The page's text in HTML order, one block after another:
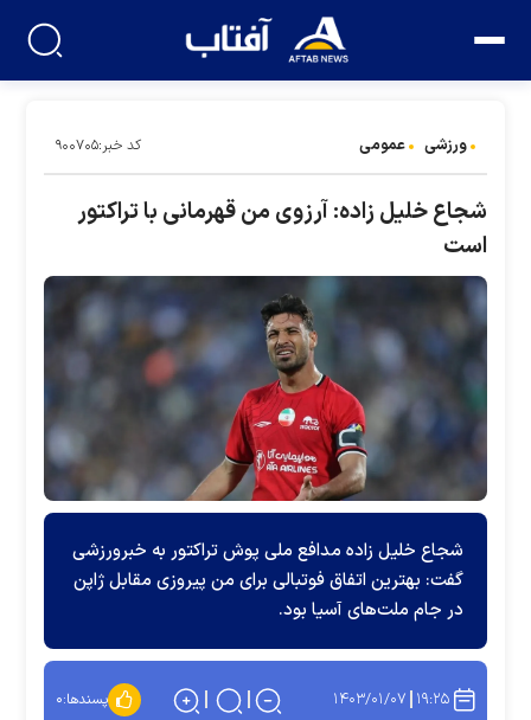
ورزشی عمومی کد خبر:۹۰۰۷۰۵
شجاع خلیل زاده: آرزوی من قهرمانی با تراکتور
است
شجاع خلیل زاده مدافع ملی پوش تراکتور به خبرورزشی
گفت: بهترین اتفاق فوتبالی برای من پیروزی مقابل ژاپن
در جام ملت‌های آسیا بود.
۱۹:۲۵ ۱۴۰۳/۰۱/۰۷ پسندها:۰